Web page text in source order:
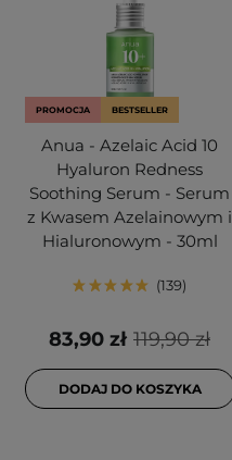
PROMOCJA BESTSELLER
Anua - Azelaic Acid 10
Hyaluron Redness
Soothing Serum - Serum
z Kwasem Azelainowym i
Hialuronowym - 30ml
139
119,90 zł
83,90 zł
DODAJ DO KOSZYKA